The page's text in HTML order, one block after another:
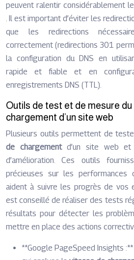
peuvent ralentir considérablement le
. Il est important d’éviter les
que les redirections
correctement (redirections 301
la configuration du DNS en
rapide et fiable et en
enregistrements DNS (TTL).
Outils de test et de mesure
chargement d’un site web
Plusieurs outils permettent de
de chargementd’un site web et
d’amélioration. Ces outils
précieuses sur les
aident à suivre les progrès de vos
est conseillé de réaliser des tests
résultats pour détecter les
mettre en place des actions
**Google PageSpeed Insights